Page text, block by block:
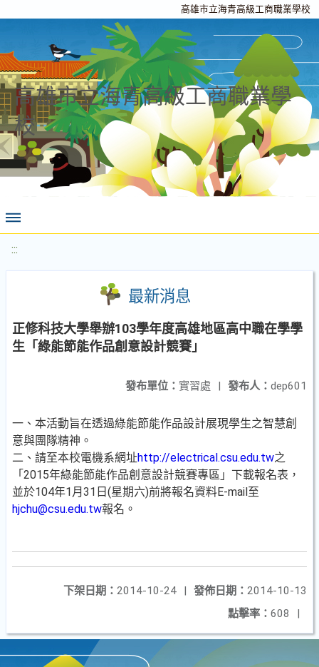
高雄市立海青高級工商職業學校
高雄市立海青高級工商職業學
校
:::
最新消息
正修科技大學舉辦103學年度高雄地區高中職在學學
生「綠能節能作品創意設計競賽」
發布人： dep601
發布單位： 實習處 |
一、本活動旨在透過綠能節能作品設計展現學生之智慧創
意與團隊精神。
二、請至本校電機系網址http://electrical.csu.edu.tw之
「2015年綠能節能作品創意設計競賽專區」下載報名表，
並於104年1月31日(星期六)前將報名資料E-mail至
hjchu@csu.edu.tw報名。
發佈日期： 2014-10-13
下架日期： 2014-10-24
|
點擊率： 608 |